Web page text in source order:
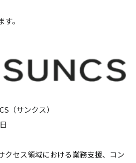
。
（サンクス）
クセス領域における業務支援、コン